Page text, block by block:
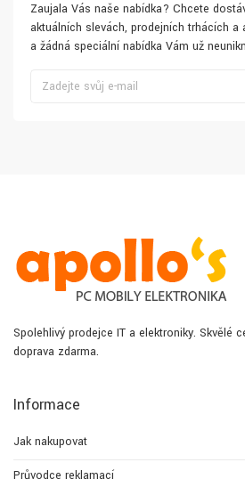
Zaujala Vás naše nabídka? Chcete
aktuálních slevách, prodejních trhácích a
a žádná speciální nabídka Vám už
Spolehlivý prodejce IT a elektroniky. Skvělé
doprava zdarma.
Informace
Jak nakupovat
Průvodce reklamací